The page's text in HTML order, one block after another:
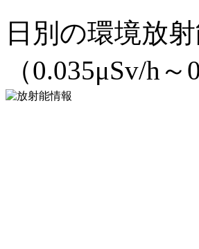
日別の環境放
（0.035μSv/h